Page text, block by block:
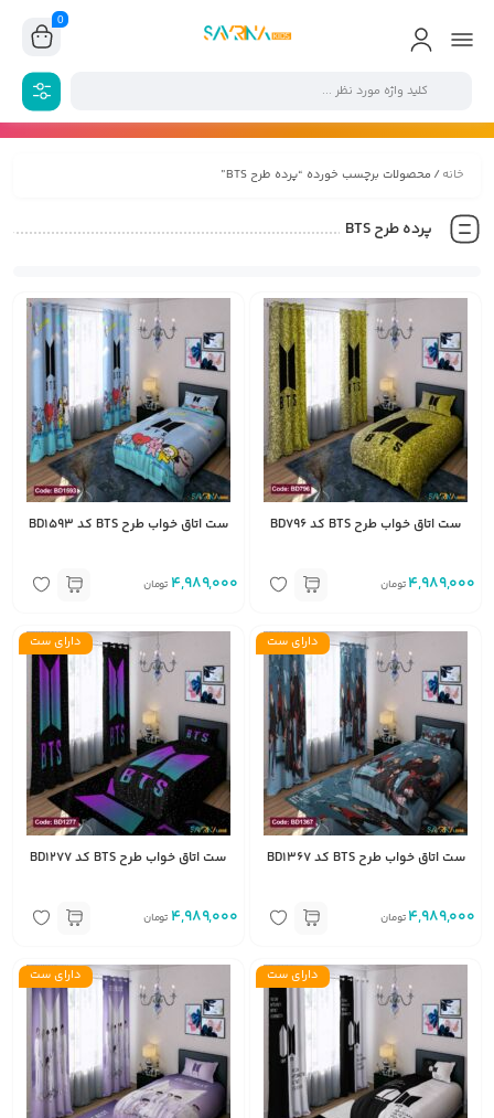
0
خانه/ محصولات برچسب خورده “پرده طرح BTS”
پرده طرح BTS
ست اتاق خواب طرح BTS کد BD796
4,989,000 تومان
ست اتاق خواب طرح BTS کد BD1593
4,989,000 تومان
دارای ست
ست اتاق خواب طرح BTS کد BD1367
4,989,000 تومان
دارای ست
ست اتاق خواب طرح BTS کد BD1277
4,989,000 تومان
دارای ست دارای ست